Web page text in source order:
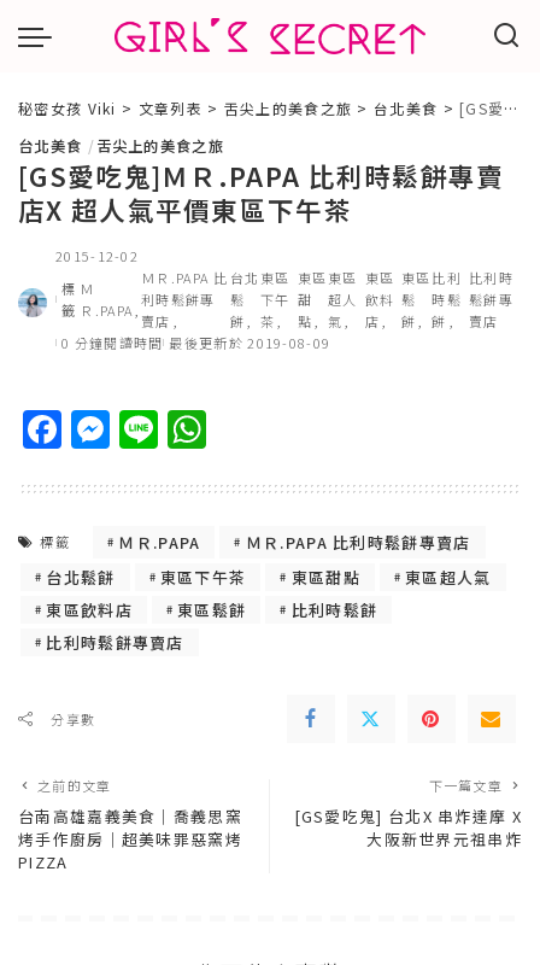
秘密女孩 Viki > 文章列表 > 舌尖上的美食之旅 > 台北美食 > [GS愛吃鬼]ＭＲ.PAPA 比利時鬆餅專賣店X 超人氣平價東區下午茶
台北美食 舌尖上的美食之旅
[GS愛吃鬼]ＭＲ.PAPA 比利時鬆餅專賣
店X 超人氣平價東區下午茶
2015-12-02
標
籤
Ｍ
Ｒ.PAPA
ＭＲ.PAPA 比
利時鬆餅專
賣店
台北
鬆
餅
東區
下午
茶
東區
甜
點
東區
超人
氣
東區
飲料
店
東區
鬆
餅
比利
時鬆
餅
比利時
鬆餅專
賣店
0 分鐘閱讀時間 最後更新於 2019-08-09
Facebook
Messenger
Line
標籤 ＭＲ.PAPA
ＭＲ.PAPA 比利時鬆餅專賣店
台北鬆餅
東區下午茶 東區甜點
東區超人氣
東區飲料店
東區鬆餅
比利時鬆餅
比利時鬆餅專賣店
分享數
之前的文章
台南高雄嘉義美食｜喬義思窯
烤手作廚房｜超美味罪惡窯烤
PIZZA
下一篇文章
[GS愛吃鬼] 台北X 串炸達摩 X
大阪新世界元祖串炸